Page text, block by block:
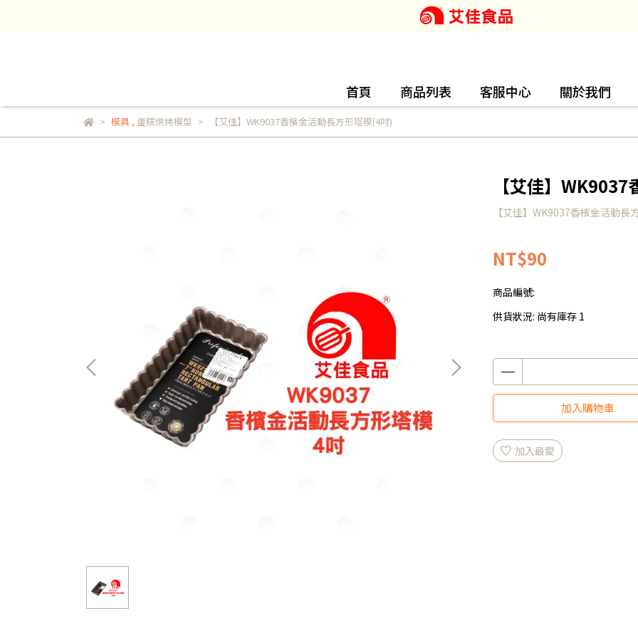
首頁 商品列表 客服中心 關於我們
模具, 蛋糕烘烤模型 【艾佳】WK9037香檳金活動長方形塔模(4吋)
【艾佳】
【艾佳】WK9037香檳金活動長
NT$90
商品編號:
供貨狀況: 尚有庫存 1
加入購物車
加入最愛